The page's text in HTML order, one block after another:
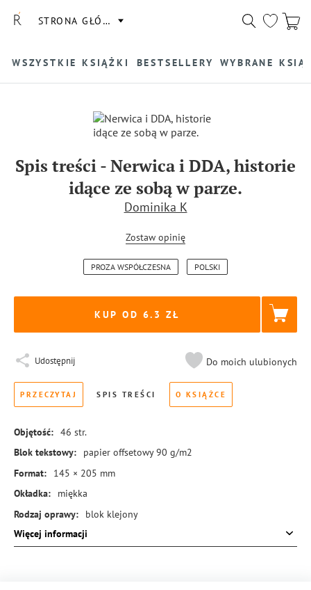
STRONA GŁÓWNA
WSZYSTKIE KSIĄŻKI BESTSELLERY WYBRANE
Spis treści-Nerwica i DDA, historie
idące ze sobą w parze.
Dominika K
Zostaw opinię
PROZA WSPÓŁCZESNA POLSKI
KUP OD 6.3
Udostępnij Do moich ulubionych
PRZECZYTAJ SPIS TREŚCI O KSIĄŻCE
Objętość: 46 str.
Blok tekstowy:
papier offsetowy 90 g/m2
Format:
145 × 205 mm
Okładka:
miękka
Rodzaj oprawy:
blok klejony
ISBN:
978-83-8155-775-7
Więcej informacji